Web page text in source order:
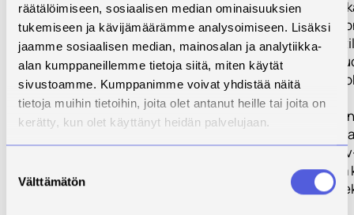
räätälöimiseen, sosiaalisen median ominaisuuksien
tukemiseen ja kävijämäärämme analysoimiseen. Lisäksi
jaamme sosiaalisen median, mainosalan ja analytiikka-
alan kumppaneillemme tietoja siitä, miten käytät
sivustoamme. Kumppanimme voivat yhdistää näitä
tietoja muihin tietoihin, joita olet antanut heille tai joita on
kerätty, kun olet käyttänyt heidän palvelujaan.
valinta
Välttämätön
1. Tilatason
suunnittelevia
parantaa sekä
2. Spv-
Hankkeen
kartoitetaan
pilottitila,
onnistumista